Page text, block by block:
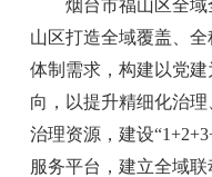
烟台市福山区全域
山区打造全域覆盖、
体制需求，构建以党
向，以提升精细化治
治理资源，建设
服务平台，建立全域